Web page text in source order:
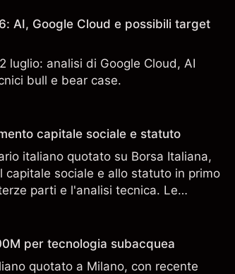
AI, Google Cloud e possibili target
luglio: analisi di Google Cloud, AI
bull e bear case.
capitale sociale e statuto
italiano quotato su Borsa Italiana,
sociale e allo statuto in primo
parti e l'analisi tecnica. Le
affidabile dei risultati futuri.
per tecnologia subacquea
quotato a Milano, con recente